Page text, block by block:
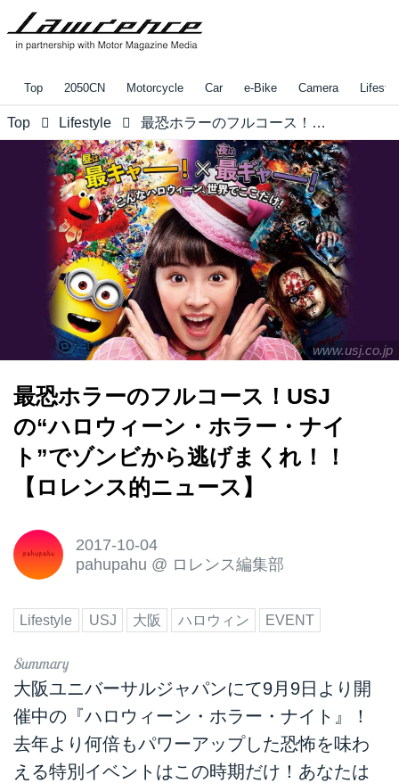
Top 2050CN Motorcycle Car e-Bike Camera
Top Lifestyle 最恐ホラーのフルコース！USJの“ハロウィーン・ホラー・ナイト”でゾンビから逃げまくれ！！【ロレンス的ニュース】
www.usj.co.jp
最恐ホラーのフルコース！USJ
の“ハロウィーン・ホラー・ナイ
ト”でゾンビから逃げまくれ！！
【ロレンス的ニュース】
2017-10-04
pahupahu @ ロレンス編集部
Lifestyle USJ 大阪 ハロウィン EVENT
大阪ユニバーサルジャパンにて9月9日より開
催中の『ハロウィーン・ホラー・ナイト』！
去年より何倍もパワーアップした恐怖を味わ
える特別イベントはこの時期だけ！あなたは